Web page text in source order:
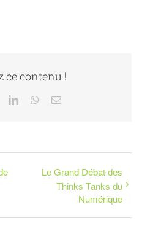
ce contenu !
LinkedInWhatsApp
Email
Le Grand Débat des
Thinks Tanks du
Numérique